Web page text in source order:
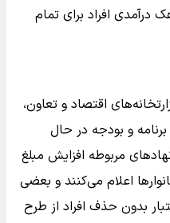
افراد برای تمام
اقتصاد و تعاون،
و بودجه در حال
مربوطه افزایش مبلغ
اعلام می‌کنند و بعضی
بدون حذف افراد از طرح